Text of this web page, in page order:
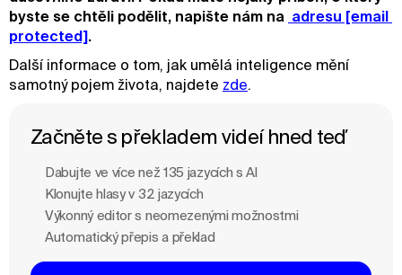
byste se chtěli podělit, napište nám na adresu [email
protected].
Další informace o tom, jak umělá inteligence mění
samotný pojem života, najdete zde.
Začněte s překladem videí hned teď
Dabujte ve více než 135 jazycích s Al
Klonujte hlasy v 32 jazycích
Výkonný editor s neomezenými možnostmi
Automatický přepis a překlad